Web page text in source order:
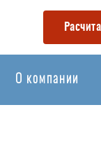
О компании